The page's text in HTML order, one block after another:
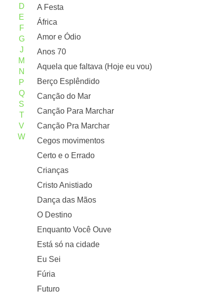
D
E
F
G
J
M
N
P
Q
S
T
V
W
A Festa
África
Amor e Ódio
Anos 70
Aquela que faltava (Hoje eu vou)
Berço Esplêndido
Canção do Mar
Canção Para Marchar
Canção Pra Marchar
Cegos movimentos
Certo e o Errado
Crianças
Cristo Anistiado
Dança das Mãos
O Destino
Enquanto Você Ouve
Está só na cidade
Eu Sei
Fúria
Futuro